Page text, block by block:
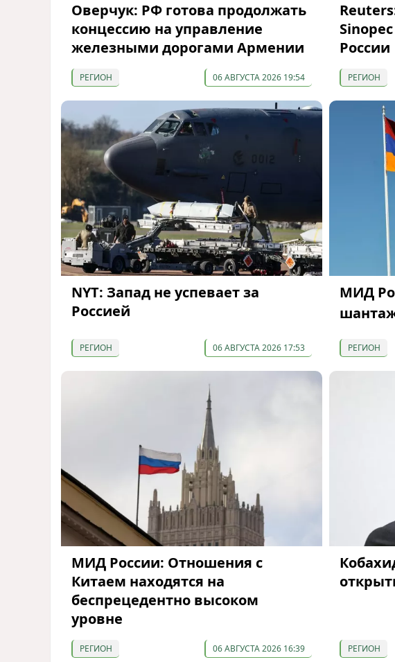
Оверчук: РФ готова продолжать
концессию на управление
железными дорогами Армении
РЕГИОН 06 АВГУСТА 2026 19:54
России
РЕГИОН
NYT: Запад не успевает за
Россией
РЕГИОН 06 АВГУСТА 2026 17:53
МИД
РЕГИОН
МИД России: Отношения с
Китаем находятся на
беспрецедентно высоком
уровне
РЕГИОН 06 АВГУСТА 2026 16:39 РЕГИОН